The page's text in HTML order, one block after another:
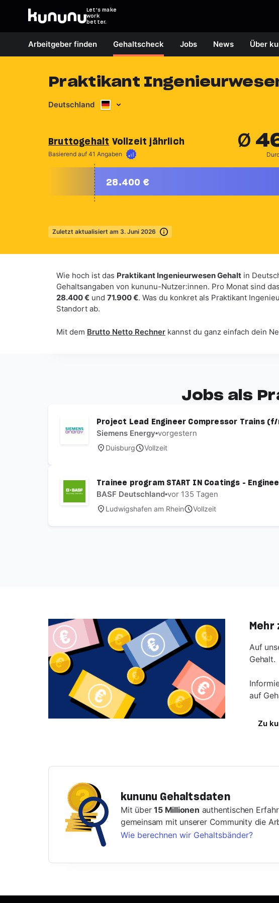
Let's make
work
better.
Arbeitgeber finden Gehaltscheck Jobs News Über
Praktikant
Deutschland
Bruttogehalt Vollzeit jährlich
Basierend auf 41 Angaben Mehr erfahren
Ø
28.400 €
Zuletzt aktualisiert am 3. Juni 2026 Mehr erfahren
Wie hoch ist das Praktikant Ingenieurwesen Gehalt in
Gehaltsangaben von kununu-Nutzer:innen. Pro Monat sind
28.400 € und 71.900 €. Was du konkret als Praktikant
Standort ab.
Mit dem Brutto Netto Rechner kannst du ganz einfach dein
Jobs als
Project Lead Engineer Compressor Trains
Siemens Energy•vorgestern
Duisburg Vollzeit
Trainee program START IN Coatings -
BASF Deutschland•vor 135 Tagen
Ludwigshafen am Rhein Vollzeit
Mehr
Auf
Gehalt.
auf
Zu
kununu Gehaltsdaten
Mit über15 Millionen authentischen
gemeinsam mit unserer Community die
Wie berechnen wir Gehaltsbänder?